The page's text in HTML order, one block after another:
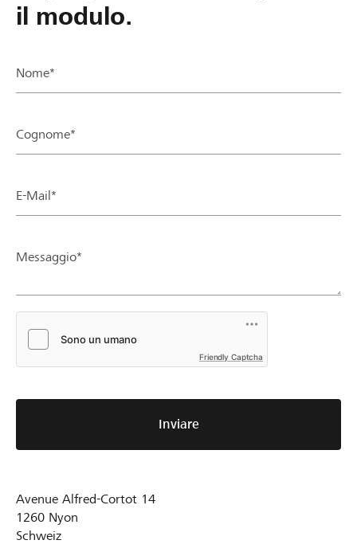
il modulo.
Nome*
Cognome*
E-Mail*
Messaggio*
Friendly Captcha
Inviare
Avenue Alfred-Cortot 14
1260 Nyon
Schweiz